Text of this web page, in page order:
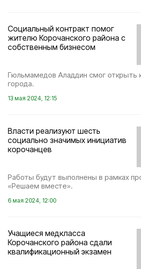
Социальный контракт помог
жителю Корочанского района с
собственным бизнесом
Гюльмамедов Аладдин смог открыть
города.
13 мая 2024, 12:15
Власти реализуют шесть
социально значимых инициатив
корочанцев
Работы будут выполнены в рамках
«Решаем вместе».
6 мая 2024, 12:00
Учащиеся медкласса
Корочанского района сдали
квалификационный экзамен